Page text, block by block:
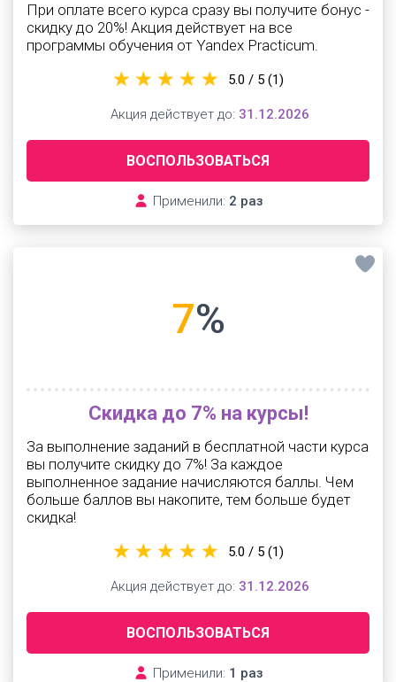
При оплате всего курса сразу вы получите бонус -
скидку до 20%! Акция действует на все
программы обучения от Yandex Practicum.
ВОСПОЛЬЗОВАТЬСЯ
Применили: 2 раз
5.0 / 5 (1)
Акция действует до: 31.12.2026
7%
Скидка до 7% на курсы!
За выполнение заданий в бесплатной части курса
вы получите скидку до 7%! За каждое
выполненное задание начисляются баллы. Чем
больше баллов вы накопите, тем больше будет
скидка!
ВОСПОЛЬЗОВАТЬСЯ
Применили: 1 раз
5.0 / 5 (1)
Акция действует до: 31.12.2026